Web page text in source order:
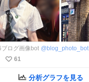
ブログ画像bot @blog_photo_bot
61
分析グラフを見る